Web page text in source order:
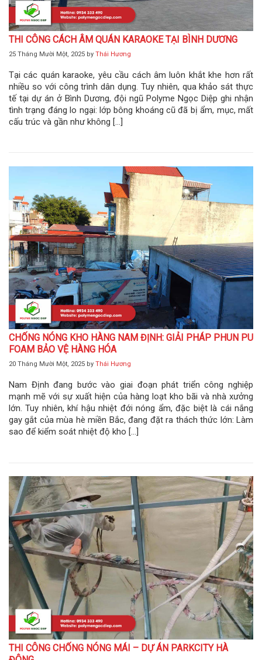
THI CÔNG CÁCH ÂM QUÁN KARAOKE TẠI BÌNH DƯƠNG
25 Tháng Mười Một, 2025 by Thái Hương
Tại các quán karaoke, yêu cầu cách âm luôn khắt khe hơn rất
nhiều so với công trình dân dụng. Tuy nhiên, qua khảo sát thực
tế tại dự án ở Bình Dương, đội ngũ Polyme Ngọc Diệp ghi nhận
tình trạng đáng lo ngại: lớp bông khoáng cũ đã bị ẩm, mục, mất
cấu trúc và gần như không […]
CHỐNG NÓNG KHO HÀNG NAM ĐỊNH: GIẢI PHÁP PHUN PU
FOAM BẢO VỆ HÀNG HÓA
20 Tháng Mười Một, 2025 by Thái Hương
Nam Định đang bước vào giai đoạn phát triển công nghiệp
mạnh mẽ với sự xuất hiện của hàng loạt kho bãi và nhà xưởng
lớn. Tuy nhiên, khí hậu nhiệt đới nóng ẩm, đặc biệt là cái nắng
gay gắt của mùa hè miền Bắc, đang đặt ra thách thức lớn: Làm
sao để kiểm soát nhiệt độ kho […]
THI CÔNG CHỐNG NÓNG MÁI – DỰ ÁN PARKCITY HÀ